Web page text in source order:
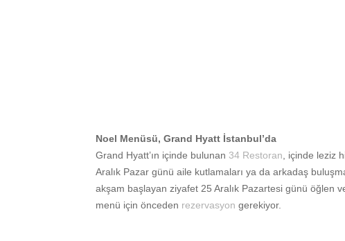
Noel Menüsü, Grand Hyatt İstanbul’da
Grand Hyatt’ın içinde bulunan 34 Restoran , içinde leziz
Aralık Pazar günü aile kutlamaları ya da arkadaş
akşam başlayan ziyafet 25 Aralık Pazartesi günü öğlen
menü için önceden rezervasyon gerekiyor.